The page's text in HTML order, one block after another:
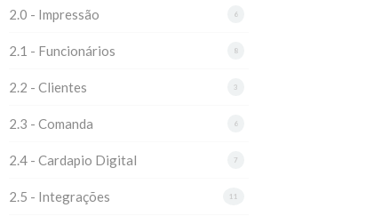
6
2.0 - Impressão
8
2.1 - Funcionários
3
2.2 - Clientes
6
2.3 - Comanda
7
2.4 - Cardapio Digital
11
2.5 - Integrações